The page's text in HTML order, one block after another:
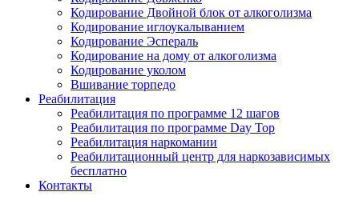
Кодирование Двойной блок от алкоголизма
Кодирование иглоукалыванием
Кодирование Эспераль
Кодирование на дому от алкоголизма
Кодирование уколом
Вшивание торпедо
Реабилитация
Реабилитация по программе 12 шагов
Реабилитация по программе Day Top
Реабилитация наркомании
Реабилитационный центр для наркозависимых
бесплатно
Контакты